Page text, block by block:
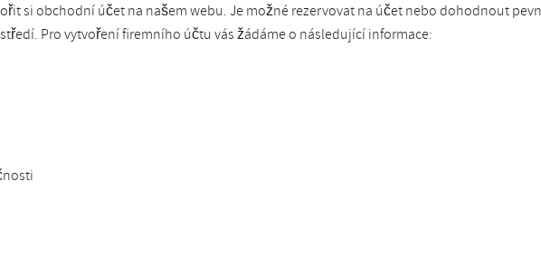
si obchodní účet na našem webu. Je možné rezervovat na účet nebo dohodnout
Pro vytvoření firemního účtu vás žádáme o následující informace: